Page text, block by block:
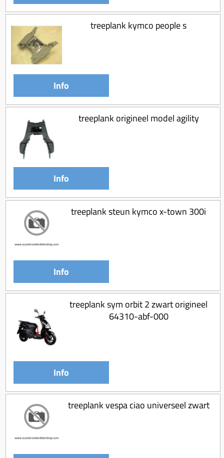
treeplank kymco people s
Info
treeplank origineel model agility
Info
treeplank steun kymco x-town 300i
Info
treeplank sym orbit 2 zwart origineel
64310-abf-000
Info
treeplank vespa ciao universeel zwart